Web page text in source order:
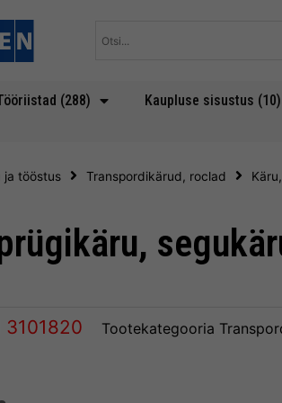
(288) Kaupluse sisustus (10)
ja tööstus Transpordikärud, roclad
3101820 Tootekategooria